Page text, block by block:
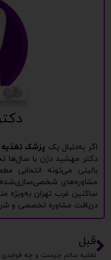
اگر به‌دنبال یک پزشک تغذیه
دکتر مهشید دژن با سال‌ها
بالینی می‌تونه انتخابی
مشاوره‌های شخصی‌سازی‌شده
ساکنین غرب تهران به‌ویژه
دریافت مشاوره تخصصی و
قبل